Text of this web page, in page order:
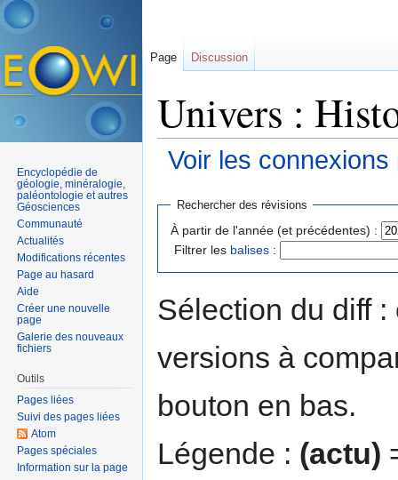
Univers :
Voir les
Rechercher des révisions
À partir de l'année (et précédentes) :
Filtrer les balises :
Sélection du diff
versions à
bouton en bas.
Légende : (actu)
Page Discussion
Encyclopédie de
géologie, minéralogie,
paléontologie et autres
Géosciences
Communauté
Actualités
Modifications récentes
Page au hasard
Aide
Créer une nouvelle
page
Galerie des nouveaux
fichiers
Outils
Pages liées
Suivi des pages liées
Atom
Pages spéciales
Information sur la page